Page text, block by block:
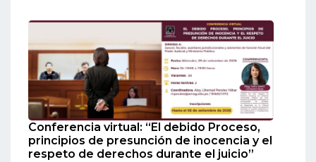
Conferencia virtual: “El debido Proceso,
principios de presunción de inocencia y el
respeto de derechos durante el juicio”